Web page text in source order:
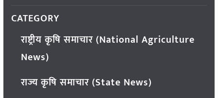
CATEGORY
राष्ट्रीय कृषि समाचार (National Agriculture
News)
राज्य कृषि समाचार (State News)